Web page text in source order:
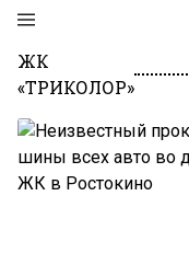
ЖК
«ТРИКОЛОР»